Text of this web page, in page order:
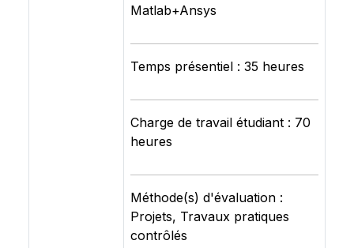
Matlab+Ansys
Temps présentiel : 35 heures
Charge de travail étudiant : 70
heures
Méthode(s) d'évaluation :
Projets, Travaux pratiques
contrôlés